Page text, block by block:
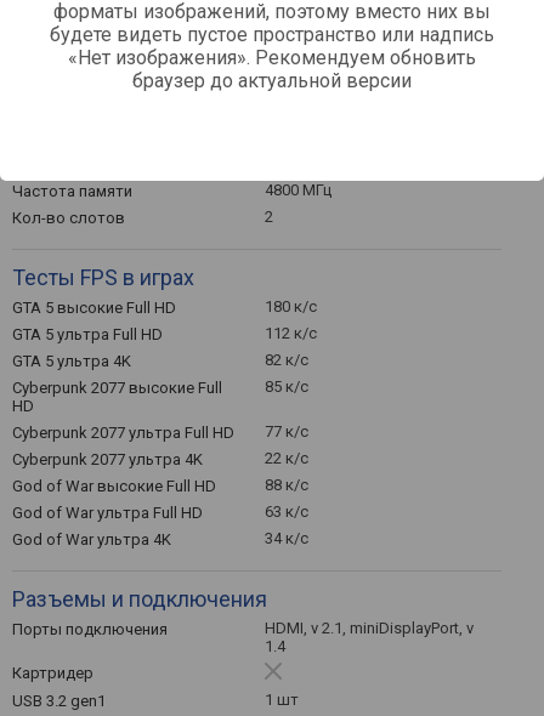
форматы изображений, поэтому вместо них вы
будете видеть пустое пространство или надпись
«Нет изображения». Рекомендуем обновить
браузер до актуальной версии
Оперативная память
Объем оперативной памяти
16 ГБ
Частота памяти
4800 МГц
Кол-во слотов
2
Тесты FPS в играх
GTA 5 высокие Full HD
180 к/с
GTA 5 ультра Full HD
112 к/с
GTA 5 ультра 4K
82 к/с
Cyberpunk 2077 высокие Full
HD
85 к/с
Cyberpunk 2077 ультра Full HD
77 к/с
Cyberpunk 2077 ультра 4K
22 к/с
God of War высокие Full HD
88 к/с
God of War ультра Full HD
63 к/с
God of War ультра 4K
34 к/с
Разъемы и подключения
Порты подключения
HDMI, v 2.1, miniDisplayPort, v
1.4
Картридер
USB 3.2 gen1
1 шт